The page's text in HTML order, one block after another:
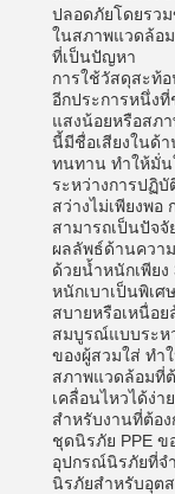
ปลอดภัยโดยรว
ในสภาพแวดล้อ
ที่เป็นปัญหา
การใช้วัสดุสะท้
อีกประการหนึ่ง
แสงน้อยหรือสภ
นี้มีชื่อเสียงในด้
ทนทาน ทำให้มั่น
ระหว่างการปฏิ
สว่างไม่เพียงพอ
สามารถเป็นปัจ
ผลลัพธ์ด้านควา
ด้วยน้ำหนักเพีย
หนักเบาเป็นพิเศ
สบายหรือเหนื่อ
สมบูรณ์แบบระห
ของผู้สวมใส่ ทำ
สภาพแวดล้อมที่
เคลื่อนไหวได้ง่
สำหรับงานที่ต้อ
ชุดนิรภัย PPE ข
อุปกรณ์นิรภัยที่จ
นิรภัยสำหรับอุต